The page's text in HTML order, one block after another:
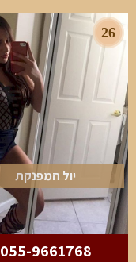
26
יול המפנקת
055-9661768